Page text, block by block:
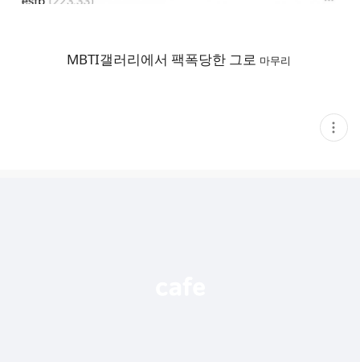
MBTI갤러리에서 팩폭당한 그로 마무리
현
재